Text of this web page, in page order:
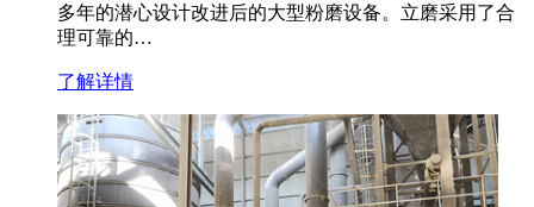
多年的潜心设计改进后的大型粉磨设备。立磨采用了合
理可靠的…
了解详情